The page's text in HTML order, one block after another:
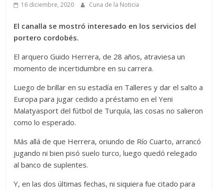
16 diciembre, 2020 Cuna de la Noticia
El canalla se mostró interesado en los servicios del
portero cordobés.
El arquero Guido Herrera, de 28 años, atraviesa un
momento de incertidumbre en su carrera.
Luego de brillar en su estadía en Talleres y dar el salto a
Europa para jugar cedido a préstamo en el Yeni
Malatyasport del fútbol de Turquía, las cosas no salieron
como lo esperado.
Más allá de que Herrera, oriundo de Río Cuarto, arrancó
jugando ni bien pisó suelo turco, luego quedó relegado
al banco de suplentes.
Y, en las dos últimas fechas, ni siquiera fue citado para